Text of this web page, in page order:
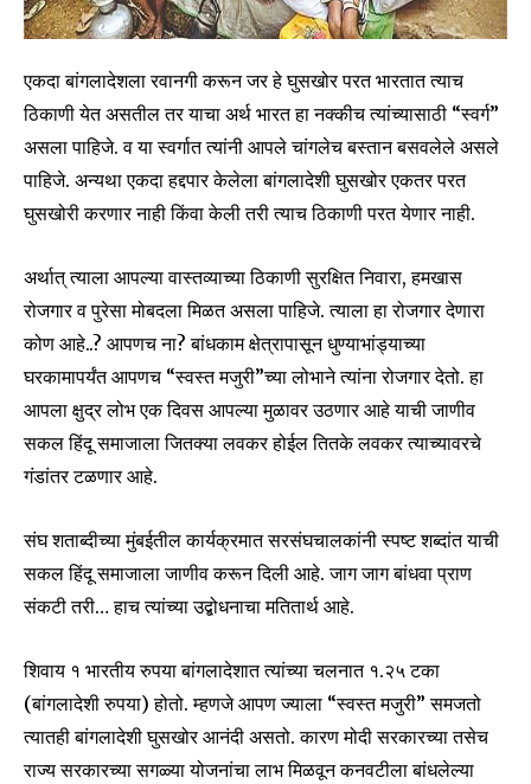
SUBSCRIBE
I've read and accept thePrivacy Policy.
Fans Followers Followers
एकदा बांगलादेशला रवानगी करून जर हे घुसखोर परत भारतात त्याच
ठिकाणी येत असतील तर याचा अर्थ भारत हा नक्कीच त्यांच्यासाठी “स्वर्ग”
असला पाहिजे. व या स्वर्गात त्यांनी आपले चांगलेच बस्तान बसवलेले असले
पाहिजे. अन्यथा एकदा हद्दपार केलेला बांगलादेशी घुसखोर एकतर परत
घुसखोरी करणार नाही किंवा केली तरी त्याच ठिकाणी परत येणार नाही.
अर्थात् त्याला आपल्या वास्तव्याच्या ठिकाणी सुरक्षित निवारा, हमखास
रोजगार व पुरेसा मोबदला मिळत असला पाहिजे. त्याला हा रोजगार देणारा
कोण आहे..? आपणच ना? बांधकाम क्षेत्रापासून धुण्याभांड्याच्या
घरकामापर्यंत आपणच “स्वस्त मजुरी”च्या लोभाने त्यांना रोजगार देतो. हा
आपला क्षुद्र लोभ एक दिवस आपल्या मुळावर उठणार आहे याची जाणीव
सकल हिंदू समाजाला जितक्या लवकर होईल तितके लवकर त्याच्यावरचे
गंडांतर टळणार आहे.
संघ शताब्दीच्या मुंबईतील कार्यक्रमात सरसंघचालकांनी स्पष्ट शब्दांत याची
सकल हिंदू समाजाला जाणीव करून दिली आहे. जाग जाग बांधवा प्राण
संकटी तरी… हाच त्यांच्या उद्बोधनाचा मतितार्थ आहे.
शिवाय १ भारतीय रुपया बांगलादेशात त्यांच्या चलनात १.२५ टका
(बांगलादेशी रुपया) होतो. म्हणजे आपण ज्याला “स्वस्त मजुरी” समजतो
त्यातही बांगलादेशी घुसखोर आनंदी असतो. कारण मोदी सरकारच्या तसेच
राज्य सरकारच्या सगळ्या योजनांचा लाभ मिळवून कनवटीला बांधलेल्या